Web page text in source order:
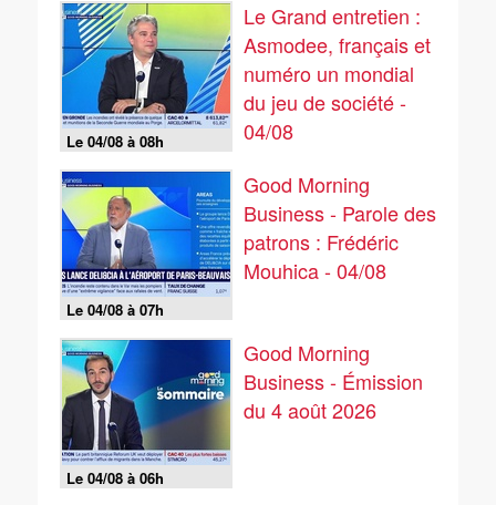
Le 04/08 à 08h
Le Grand entretien :
Asmodee, français et
numéro un mondial
du jeu de société -
04/08
Le 04/08 à 07h
Good Morning
Business - Parole des
patrons : Frédéric
Mouhica - 04/08
Le 04/08 à 06h
Good Morning
Business - Émission
du 4 août 2026